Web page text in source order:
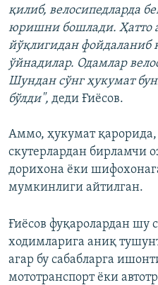
қилиб, велосипедларда
юришни бошлади. Ҳатто
йўқлигидан фойдаланиб
ўйнадилар. Одамлар
Шундан сўнг ҳукумат
бўлди", деди Ғиёсов.
Аммо, ҳукумат қарорида,
скутерлардан бирламчи
дорихона ёки
мумкинлиги айтилган.
Ғиёсов фуқаролардан шу
ходимларига аниқ
агар бу сабабларга
мототранспорт ёки